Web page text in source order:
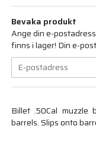
Bevaka produkt
Ange din e-
finns i lager! Din e-
Billet .50Cal
barrels. Slips onto